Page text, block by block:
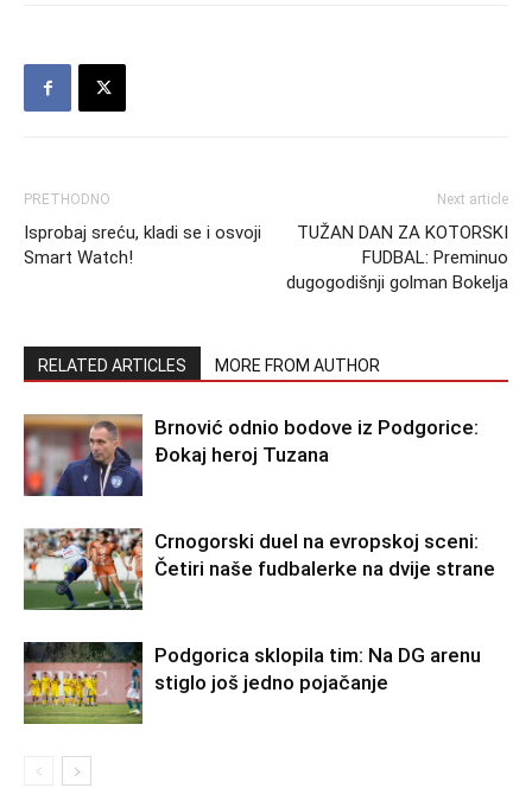
PRETHODNO
Isprobaj sreću, kladi se i osvoji
Smart Watch!
Next article
TUŽAN DAN ZA KOTORSKI
FUDBAL: Preminuo
dugogodišnji golman Bokelja
RELATED ARTICLES MORE FROM AUTHOR
Brnović odnio bodove iz Podgorice:
Đokaj heroj Tuzana
Crnogorski duel na evropskoj sceni:
Četiri naše fudbalerke na dvije strane
Podgorica sklopila tim: Na DG arenu
stiglo još jedno pojačanje